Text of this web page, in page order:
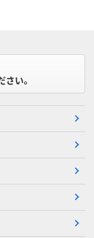
い。